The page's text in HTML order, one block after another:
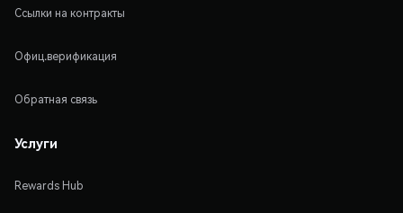
Ссылки на контракты
Офиц.верификация
Обратная связь
Услуги
Rewards Hub